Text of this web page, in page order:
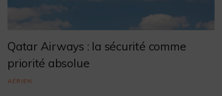
Qatar Airways : la sécurité comme
priorité absolue
AÉRIEN